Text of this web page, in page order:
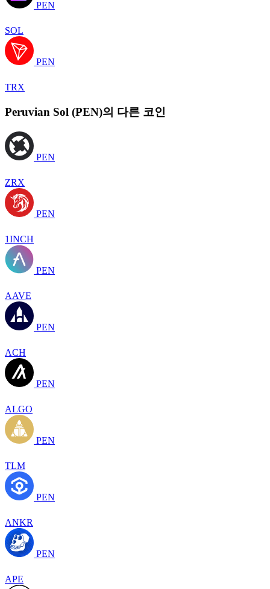
PEN
SOL
PEN
TRX
Peruvian Sol (PEN)의 다른 코인
PEN
ZRX
PEN
1INCH
PEN
AAVE
PEN
ACH
PEN
ALGO
PEN
TLM
PEN
ANKR
PEN
APE